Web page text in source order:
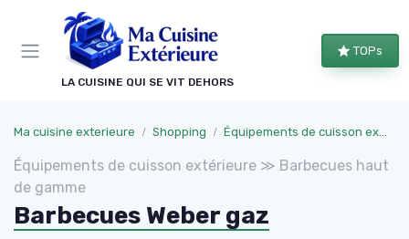
LA CUISINE QUI SE VIT DEHORS
TOPs
Ma cuisine exterieure Shopping Équipements de cuisson extérieure
Équipements de cuisson extérieure ≫ Barbecues haut
de gamme
Barbecues Weber gaz
Panneau de gestion des cookies